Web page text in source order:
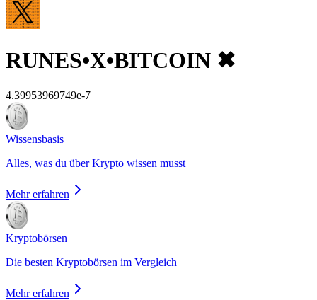
RUNES•X•BITCOIN ✖
4.39953969749e-7
Wissensbasis
Alles, was du über Krypto wissen musst
Mehr erfahren
Kryptobörsen
Die besten Kryptobörsen im Vergleich
Mehr erfahren